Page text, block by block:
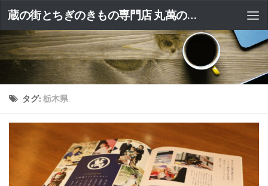
蔵の街とちぎのきもの専門店 丸萬のブログ
タグ: 栃木県